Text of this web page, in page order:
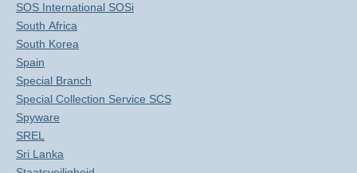
SOS International SOSi
South Africa
South Korea
Spain
Special Branch
Special Collection Service SCS
Spyware
SREL
Sri Lanka